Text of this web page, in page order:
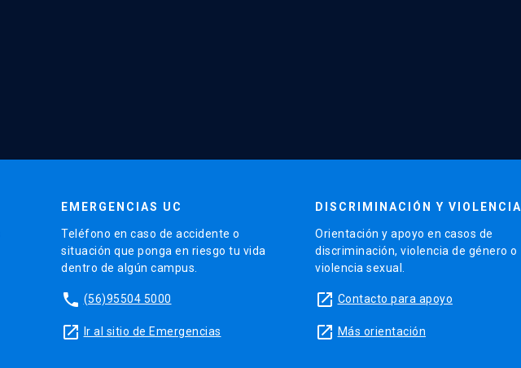
EMERGENCIAS UC
Teléfono en caso de accidente o
situación que ponga en riesgo tu vida
dentro de algún campus.
phone (56)95504 5000
launch Ir al sitio de Emergencias
DISCRIMINACIÓN Y VIOLENCIA
Orientación y apoyo en casos de
discriminación, violencia de género o
violencia sexual.
launch Contacto para apoyo
launch Más orientación